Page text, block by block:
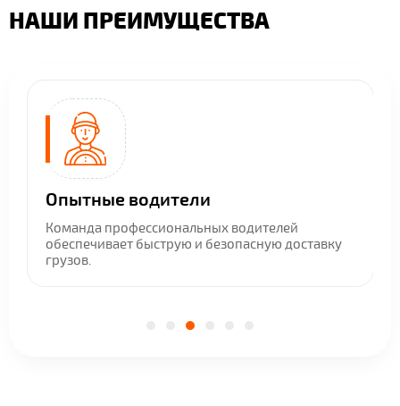
НАШИ ПРЕИМУЩЕСТВА
Индивидуальный подход
Каждый заказ мы рассматриваем
индивидуально и готовы организовать
перевозку с личных вещей из любого